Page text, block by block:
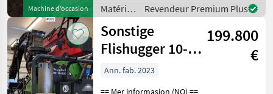
Machine d’occasion
for more images Spe
Matériels
forestiers
et
matériels
pour le
travail
Revendeur Premium Plus
Sonstige
Flishugger 10-
500KTL
199.800
€
Ann. fab. 2023
== Mer informasjon (NO) ==